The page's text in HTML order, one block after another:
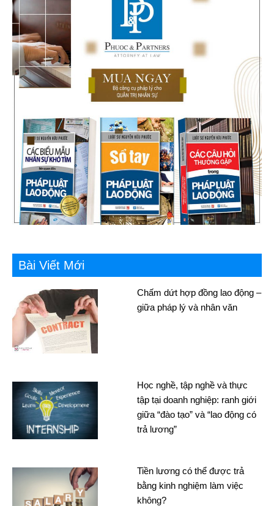
Bài Viết Mới
Chấm dứt hợp đồng lao động –
giữa pháp lý và nhân văn
Học nghề, tập nghề và thực
tập tại doanh nghiệp: ranh giới
giữa “đào tạo” và “lao động có
trả lương”
Tiền lương có thể được trả
bằng kinh nghiệm làm việc
không?